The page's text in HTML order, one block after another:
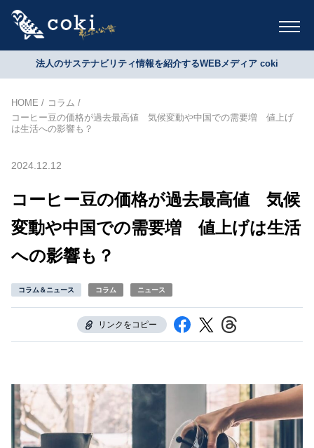
法人のサステナビリティ情報を紹介するWEBメディア coki
HOME
コラム
コーヒー豆の価格が過去最高値 気候変動や中国での需要増 値上げ
は生活への影響も？
2024.12.12
コーヒー豆の価格が過去最高値 気候
変動や中国での需要増 値上げは生活
への影響も？
コラム＆ニュース コラム ニュース
リンクをコピー